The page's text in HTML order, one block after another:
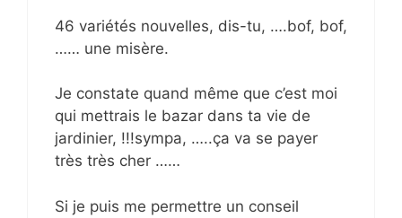
46 variétés nouvelles, dis-tu, ….bof, bof,
…… une misère.
Je constate quand même que c’est moi
qui mettrais le bazar dans ta vie de
jardinier, !!!sympa, …..ça va se payer
très très cher ……
Si je puis me permettre un conseil